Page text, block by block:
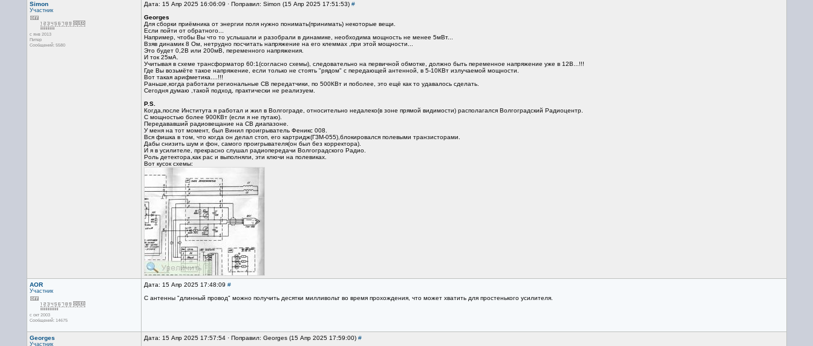
Simon
Участник
с янв 2013
Питер
Сообщений: 5580
Дата: 15 Апр 2025 16:06:09 · Поправил: Simon (15 Апр 2025 17:51:53) #
Georges
Для сборки приёмника от энергии поля нужно понимать(принимать) некоторые вещи.
Если пойти от обратного...
Например, чтобы Вы что то услышали и разобрали в динамике, необходима мощность не менее 5мВт...
Взяв динамик 8 Ом, нетрудно посчитать напряжение на его клеммах ,при этой мощности...
Это будет 0,2В или 200мВ, переменного напряжения.
И ток 25мА.
Учитывая в схеме трансформатор 60:1(согласно схемы), следовательно на первичной обмотке, должно быть переменное напряжение уже в 12В...!!!
Где Вы возьмёте такое напряжение, если только не стоять "рядом" с передающей антенной, в 5-10КВт излучаемой мощности.
Вот такая арифметика....!!!
Раньше,когда работали региональные СВ передатчики, по 500КВт и поболее, это ещё как то удавалось сделать.
Сегодня думаю ,такой подход, практически не реализуем.
P.S.
Когда,после Института я работал и жил в Волгограде, относительно недалеко(в зоне прямой видимости) располагался Волгоградский Радиоцентр.
С мощностью более 900КВт (если я не путаю).
Передававший радиовещание на СВ диапазоне.
У меня на тот момент, был Винил проигрыватель Феникс 008.
Вся фишка в том, что когда он делал стоп, его картридж(ГЗМ-055),блокировался полевыми транзисторами.
Дабы снизить шум и фон, самого проигрывателя(он был без корректора).
И я в усилителе, прекрасно слушал радиопередачи Волгоградского Радио.
Роль детектора,как рас и выполняли, эти ключи на полевиках.
Вот кусок схемы:
AOR
Участник
с окт 2003
Сообщений: 14675
Дата: 15 Апр 2025 17:48:09 #
С антенны "длинный провод" можно получить десятки милливольт во время прохождения, что может хватить для простенького усилителя.
Georges
Участник
Дата: 15 Апр 2025 17:57:54 · Поправил: Georges (15 Апр 2025 17:59:00) #